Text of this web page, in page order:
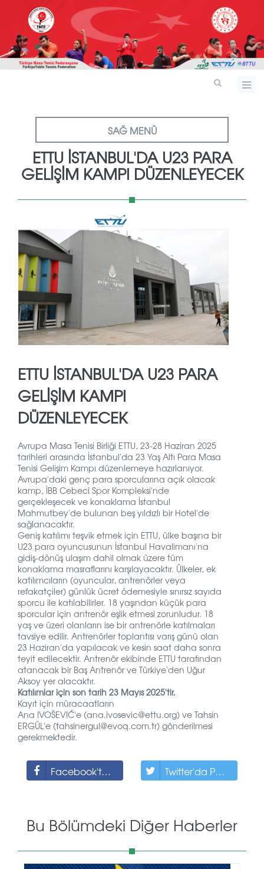
SAĞ MENÜ
ETTU İSTANBUL'DA U23 PARA
GELIŞIM KAMPI DÜZENLEYECEK
ETTU İSTANBUL'DA U23 PARA
GELIŞIM KAMPI
DÜZENLEYECEK
Avrupa Masa Tenisi Birliği ETTU, 23-28 Haziran 2025
tarihleri ​​arasında İstanbul'da 23 Yaş Altı Para Masa
Tenisi Gelişim Kampı düzenlemeye hazırlanıyor.
Avrupa'daki genç para sporcularına açık olacak
kamp, ​İBB ​Cebeci Spor Kompleksi'nde
gerçekleşecek ve konaklama İstanbul
Mahmutbey'de bulunan beş yıldızlı bir Hotel'de
sağlanacaktır.
Geniş katılımı teşvik etmek için ETTU, ülke başına bir
U23 para oyuncusunun İstanbul Havalimanı'na
gidiş-dönüş ulaşım dahil olmak üzere tüm
konaklama masraflarını karşılayacaktır. Ülkeler, ek
katılımcıların (oyuncular, antrenörler veya
refakatçiler) günlük ücret ödemesiyle sınırsız sayıda
sporcu ile katılabilirler. 18 yaşından küçük para
sporcular için antrenör eşlik etmesi zorunludur. 18
yaş ve üzeri olanların ise bir antrenörle katılmaları
tavsiye edilir. Antrenörler toplantısı varış günü olan
23 Haziran'da yapılacak ve kesin saat daha sonra
teyit edilecektir. Antrenör ekibinde ETTU tarafından
atanacak bir Baş Antrenör ve Türkiye'den Uğur
Aksoy yer alacaktır.
Katılımlar için son tarih 23 Mayıs 2025'tir.
Kayıt için müracaatların
Ana IVOŠEVIĆ'e (ana.ivosevic@ettu.org) ve Tahsin
ERGÜL'e (tahsinergul@evoq.com.tr) gönderilmesi
gerekmektedir.
Facebook'ta Paylaş Twitter'da Paylaş
Bu Bölümdeki Diğer Haberler